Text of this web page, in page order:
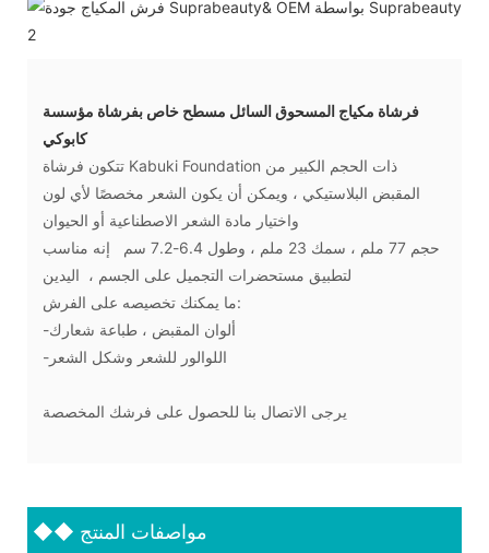
فرشاة مكياج المسحوق السائل مسطح خاص بفرشاة مؤسسة
كابوكي
تتكون فرشاة Kabuki Foundation ذات الحجم الكبير من
المقبض البلاستيكي ، ويمكن أن يكون الشعر مخصصًا لأي لون
حجم 77 ملم ، سمك 23 ملم ، وطول 6.4-7.2 سم إنه مناسب
ما يمكنك تخصيصه على الفرش:
-ألوان المقبض ، طباعة شعارك
-اللوالور للشعر وشكل الشعر
◆◆ مواصفات المنتج